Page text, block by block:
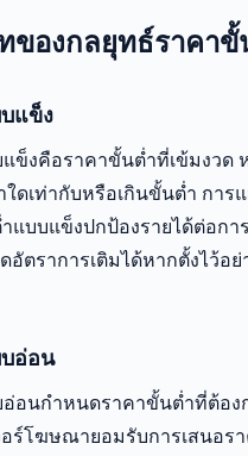
ของกลยุทธ์ราคา
แข็ง
ข็งคือราคาขั้นต่ำที่เข้มงวด
ใดเท่ากับหรือเกินขั้นต่ำ การ
แบบแข็งปกป้องรายได้ต่อกา
อัตราการเติมได้หากตั้งไว้อย่
อ่อน
อนกำหนดราคาขั้นต่ำที่ต้อ
อร์โฆษณายอมรับการเสนอร